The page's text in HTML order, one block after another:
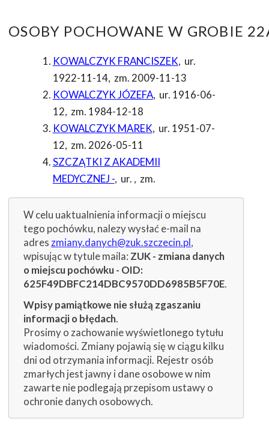
OSOBY POCHOWANE W GROBIE
KOWALCZYK FRANCISZEK, ur.
1922-11-14, zm. 2009-11-13
KOWALCZYK JÓZEFA, ur. 1916-06-
12, zm. 1984-12-18
KOWALCZYK MAREK, ur. 1951-07-
12, zm. 2026-05-11
SZCZĄTKI Z AKADEMII
MEDYCZNEJ -, ur. , zm.
W celu uaktualnienia informacji o miejscu
tego pochówku, nalezy wysłać e-mail na
adres zmiany.danych@zuk.szczecin.pl,
wpisując w tytule maila: ZUK - zmiana danych
o miejscu pochówku - OID:
625F49DBFC214DBC9570DD6985B5F70E.
Wpisy pamiątkowe nie służą zgaszaniu
informacji o błędach.
Prosimy o zachowanie wyświetlonego tytułu
wiadomości. Zmiany pojawią się w ciągu kilku
dni od otrzymania informacji. Rejestr osób
zmarłych jest jawny i dane osobowe w nim
zawarte nie podlegają przepisom ustawy o
ochronie danych osobowych.